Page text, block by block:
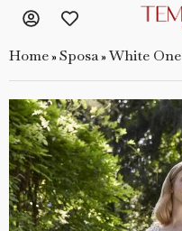
Home» Sposa» White One